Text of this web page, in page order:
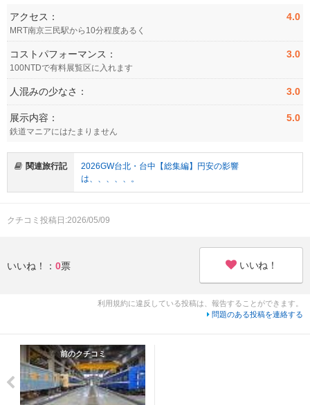
アクセス： 4.0
MRT南京三民駅から10分程度あるく
コストパフォーマンス： 3.0
100NTDで有料展覧区に入れます
人混みの少なさ： 3.0
展示内容： 5.0
鉄道マニアにはたまりません
関連旅行記
2026GW台北・台中【総集編】円安の影響
は、、、、、。
クチコミ投稿日:2026/05/09
いいね！： 0票 いいね！
利用規約に違反している投稿は、報告することができます。
問題のある投稿を連絡する
前のクチコミ